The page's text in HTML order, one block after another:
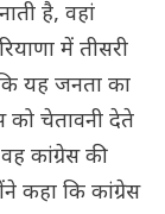
है, वहां
में तीसरी
यह जनता का
को चेतावनी देते
कांग्रेस की
कहा कि कांग्रेस